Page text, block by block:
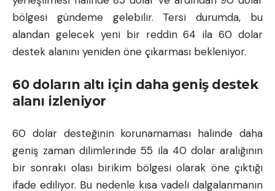
bölgesi gündeme gelebilir. Tersi durumda, bu
alandan gelecek yeni bir reddin 64 ila 60 dolar
destek alanını yeniden öne çıkarması bekleniyor.
60 doların altı için daha geniş destek
alanı izleniyor
60 dolar desteğinin korunamaması halinde daha
geniş zaman dilimlerinde 55 ila 40 dolar aralığının
bir sonraki olası birikim bölgesi olarak öne çıktığı
ifade ediliyor. Bu nedenle kısa vadeli dalgalanmanın